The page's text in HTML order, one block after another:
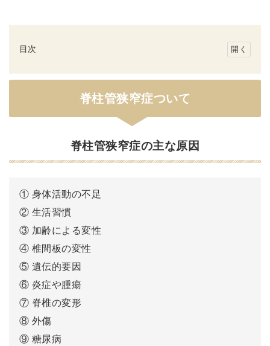
目次
柱
つ
て
脊
柱
管
狭
窄
症
の
主
脊柱管狭窄症ついて
脊柱管狭窄症の主な原因
① 身体活動の不足
② 生活習慣
③ 加齢による変性
④ 椎間板の変性
⑤ 遺伝的要因
⑥ 炎症や腫瘍
⑦ 脊椎の変形
⑧ 外傷
⑨ 糖尿病